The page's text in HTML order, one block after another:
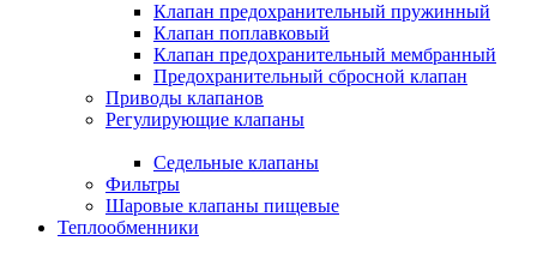
Клапан предохранительный пружинный
Клапан поплавковый
Клапан предохранительный мембранный
Предохранительный сбросной клапан
Приводы клапанов
Регулирующие клапаны
Седельные клапаны
Фильтры
Шаровые клапаны пищевые
Теплообменники